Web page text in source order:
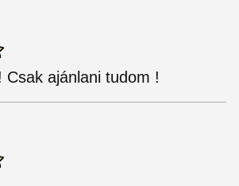
Csak ajánlani tudom !